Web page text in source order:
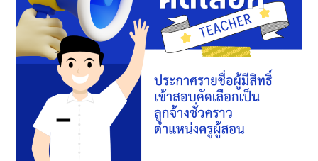
สิทธิ์
เข้า
สอบ
คัด
ลูกจ้าง
ชั่วคราว
ตำแหน่ง